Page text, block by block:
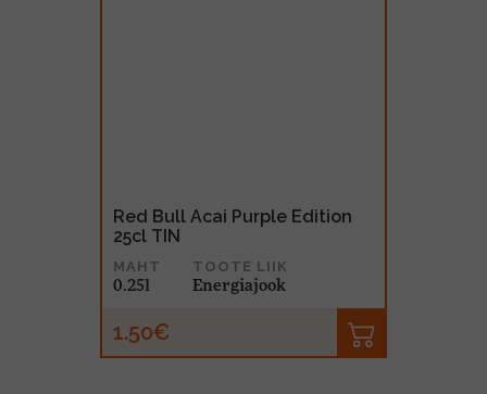
Red Bull Acai Purple Edition
25cl TIN
MAHT
0.25l
TOOTE LIIK
Energiajook
1.50€